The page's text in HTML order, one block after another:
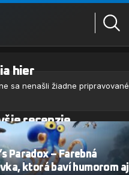
hier
sa nenašli žiadne pripravované
recenzie
Paradox – Farebná
ktorá baví humorom aj